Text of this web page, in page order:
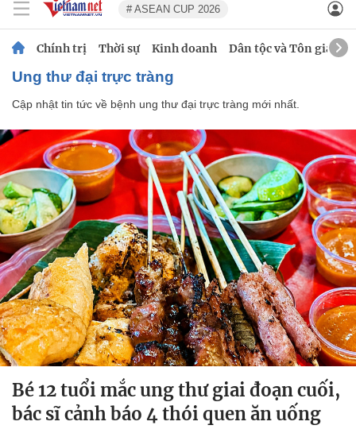
# ASEAN CUP 2026
Chính trị Thời sự Kinh doanh Dân tộc và Tôn giáo
Ung thư đại trực tràng
Cập nhật tin tức về bệnh ung thư đại trực tràng mới nhất.
Bé 12 tuổi mắc ung thư giai đoạn cuối,
bác sĩ cảnh báo 4 thói quen ăn uống